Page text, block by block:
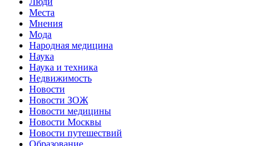
Места
Мнения
Мода
Народная медицина
Наука
Наука и техника
Недвижимость
Новости
Новости ЗОЖ
Новости медицины
Новости Москвы
Новости путешествий
Образование